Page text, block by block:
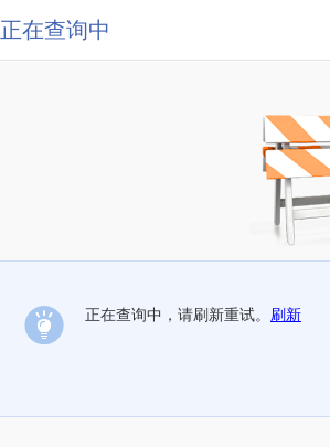
正在查询中
正在查询中，请刷新重试。 刷新